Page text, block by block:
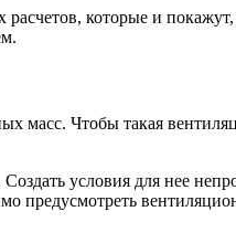
которые и
масс. Чтобы такая
условия для нее
предусмотреть